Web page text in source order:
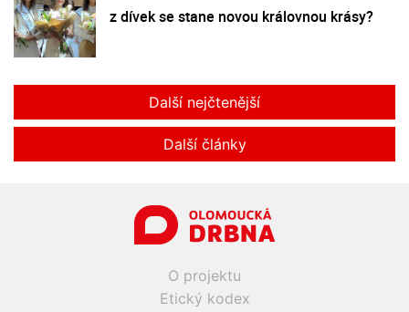
z dívek se stane novou královnou krásy?
Další nejčtenější
Další články
O projektu
Etický kodex